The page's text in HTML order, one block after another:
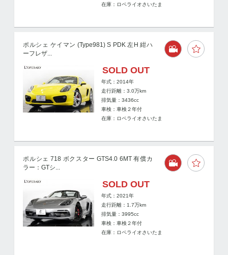
在庫：ロペライオさいたま
ポルシェ ケイマン (Type981) S PDK 左H 紺ハ
ーフレザ...
SOLD OUT
年式：2014年
走行距離：3.0万km
排気量：3436cc
車検：車検２年付
在庫：ロペライオさいたま
ポルシェ 718 ボクスター GTS4.0 6MT 有償カ
ラー：GTシ...
SOLD OUT
年式：2021年
走行距離： 1.7万km
排気量：3995cc
車検：車検２年付
在庫：ロペライオさいたま